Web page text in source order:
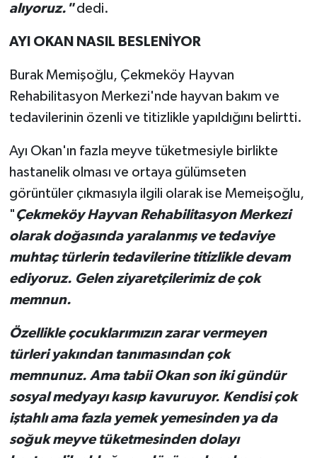
alıyoruz."dedi.
AYI OKAN NASIL BESLENİYOR
Burak Memişoğlu, Çekmeköy Hayvan
Rehabilitasyon Merkezi'nde hayvan bakım ve
tedavilerinin özenli ve titizlikle yapıldığını belirtti.
Ayı Okan'ın fazla meyve tüketmesiyle birlikte
hastanelik olması ve ortaya gülümseten
görüntüler çıkmasıyla ilgili olarak ise Memeişoğlu,
" Çekmeköy Hayvan Rehabilitasyon Merkezi
olarak doğasında yaralanmış ve tedaviye
muhtaç türlerin tedavilerine titizlikle devam
ediyoruz. Gelen ziyaretçilerimiz de çok
memnun.
Özellikle çocuklarımızın zarar vermeyen
türleri yakından tanımasından çok
memnunuz. Ama tabii Okan son iki gündür
sosyal medyayı kasıp kavuruyor. Kendisi çok
iştahlı ama fazla yemek yemesinden ya da
soğuk meyve tüketmesinden dolayı